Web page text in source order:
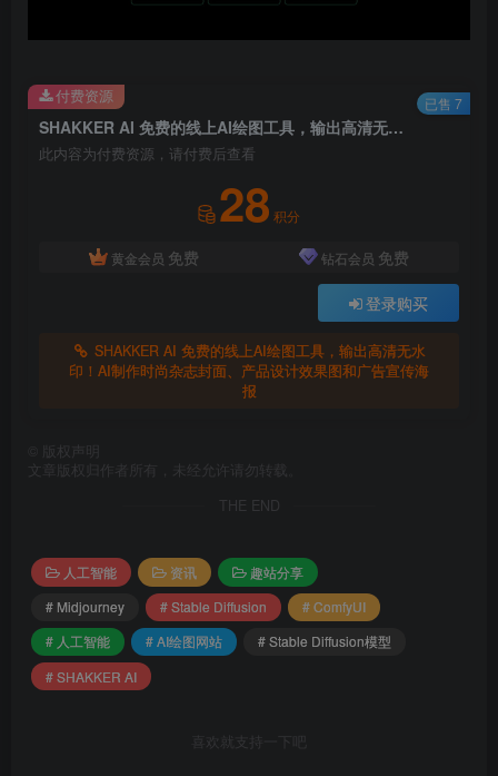
SHAKKER AI 免费的线上AI绘图工具，输出高清无水印！AI制作时尚杂志封面、产品设计效果图和广告宣传海报
此内容为付费资源，请付费后查看
28 积分
黄金会员 免费 钻石会员 免费
登录购买
SHAKKER AI 免费的线上AI绘图工具，输出高清无水
印！AI制作时尚杂志封面、产品设计效果图和广告宣传海
报
付费资源 已售 7
版权声明
文章版权归作者所有，未经允许请勿转载。
THE END
人工智能 资讯
趣站分享
# Midjourney
# Stable Diffusion
# ComfyUI
# 人工智能
# AI绘图网站
# Stable Diffusion模型
# SHAKKER AI
喜欢就支持一下吧